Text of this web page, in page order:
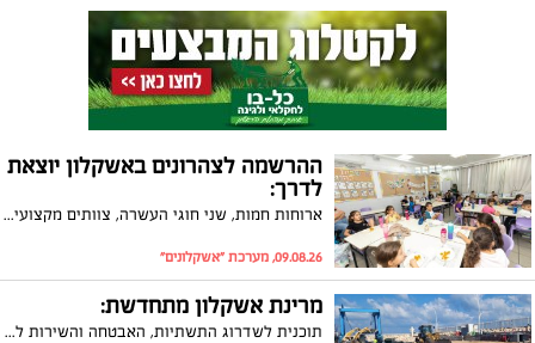
ההרשמה לצהרונים באשקלון יוצאת
לדרך:
ארוחות חמות, שני חוגי העשרה, צוותים מקצועיים, מחירים מסובסדים ו-10 ימי קייטנה במהלך השנה; ההרשמה לצהרונים יוצאת לדרך ב-5.8 באתר החברה העירונית
09.08.26, מערכת "אשקלונים"
מרינת אשקלון מתחדשת:
תוכנית לשדרוג התשתיות, האבטחה והשירות לבעלי הסירות